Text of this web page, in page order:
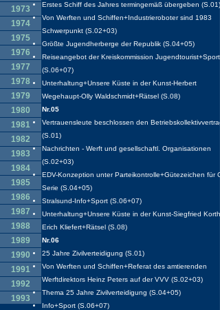
1973
1974
1975
1976
1977
1978
1979
1980
1981
1982
1983
1984
1985
1986
1987
1988
1989
1990
1991
1992
1993
Erstes Schiff des Jahres termingemäß übergeben (S.01)
Von Werften und Schiffen+Industrieroboter sind 1983
Schwerpunkt (S.02+03)
Größte Jugendherberge der Republik (S.04+05)
Reiseangebot der Kreiskommission Jugendtourist+Sport
(S.06+07)
Unterhaltung+Unsere Küste in der Kunst-Herbert
Wegehaupt-Olly Waldschmidt+Rätsel (S.08)
Nr.05
Vertrauensleute beschlossen den
(S.01)
Nachrichten - Werft und gesellschaftl. Organisationen
(S.02+03)
EDV-Konzeption unter Parteikontrolle+Gütezeichen für
Serie (S.04+05)
Stralsund-Info+Sport (S.06+07)
Unterhaltung+Unsere Küste in der Kunst-Siegfried Korth-
Erich Kliefert+Rätsel (S.08)
Nr.06
25 Jahre Zivilverteidigung (S.01)
Von Werften und Schiffen+Referat des amtierenden
Werftdirektors Heinz Peters auf der VVV (S.02+03)
Thema 25 Jahre Zivilverteidigung (S.04+05)
Info+Sport (S.06+07)